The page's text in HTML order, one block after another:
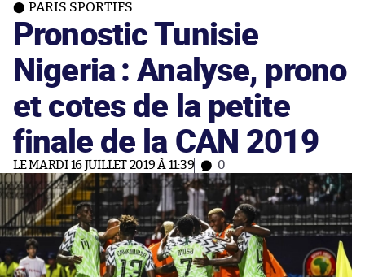
PARIS SPORTIFS
Pronostic Tunisie
Nigeria : Analyse, prono
et cotes de la petite
finale de la CAN 2019
LE MARDI 16 JUILLET 2019 À 11:39 0